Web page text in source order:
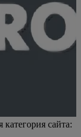
сайта: